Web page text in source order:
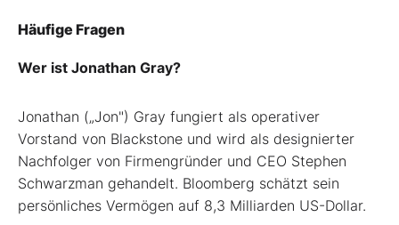
Häufige Fragen
Wer ist Jonathan Gray?
Jonathan („Jon") Gray fungiert als operativer
Vorstand von Blackstone und wird als designierter
Nachfolger von Firmengründer und CEO Stephen
Schwarzman gehandelt. Bloomberg schätzt sein
persönliches Vermögen auf 8,3 Milliarden US-Dollar.